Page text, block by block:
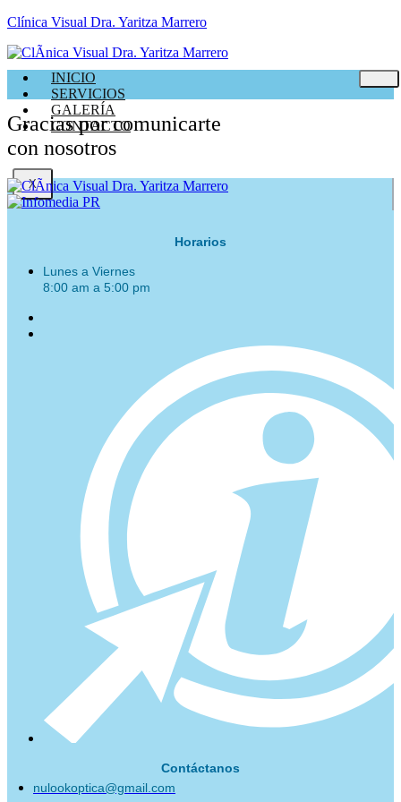
Clí­nica Visual Dra. Yaritza Marrero
INICIO
SERVICIOS
GALERÍA
CONTACTO
X
Gracias por comunicarte
con nosotros
Horarios
Lunes a Viernes
8:00 am a 5:00 pm
Contáctanos
nulookoptica@gmail.com